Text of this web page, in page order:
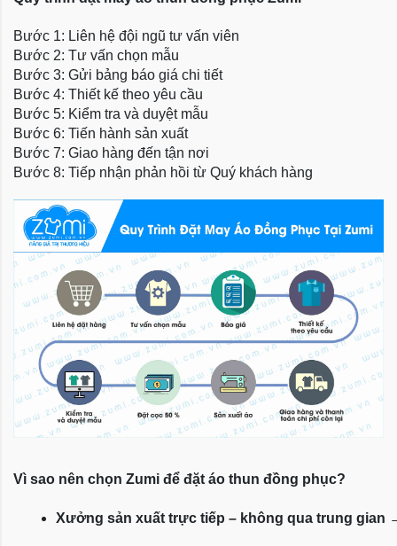
Bước 1: Liên hệ đội ngũ tư vấn viên
Bước 2: Tư vấn chọn mẫu
Bước 3: Gửi bảng báo giá chi tiết
Bước 4: Thiết kế theo yêu cầu
Bước 5: Kiểm tra và duyệt mẫu
Bước 6: Tiến hành sản xuất
Bước 7: Giao hàng đến tận nơi
Bước 8: Tiếp nhận phản hồi từ Quý khách hàng
Vì sao nên chọn Zumi để đặt áo thun đồng phục?
Xưởng sản xuất trực tiếp – không qua trung gian